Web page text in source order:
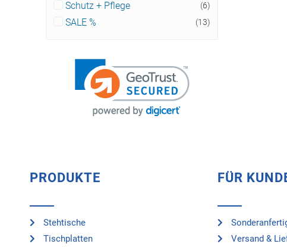
Schutz + Pflege (6)
SALE % (13)
PRODUKTE
Stehtische
Tischplatten
FÜR
Versand &